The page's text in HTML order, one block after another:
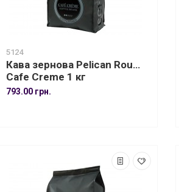
5124
Кава зернова Pelican Rouge
Cafe Creme 1 кг
793.00 грн.